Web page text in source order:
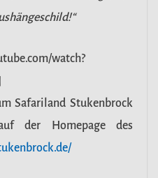
watch?
Safariland Stukenbrock
der Homepage des